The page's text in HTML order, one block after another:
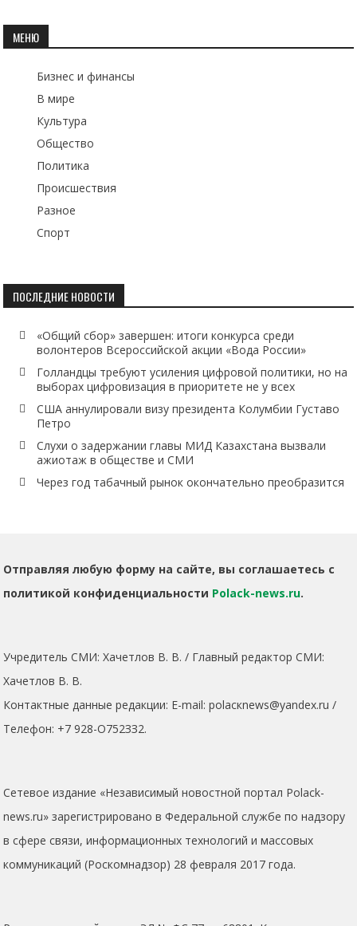
МЕНЮ
Бизнес и финансы
В мире
Культура
Общество
Политика
Происшествия
Разное
Спорт
ПОСЛЕДНИЕ НОВОСТИ
«Общий сбор» завершен: итоги конкурса среди
волонтеров Всероссийской акции «Вода России»
Голландцы требуют усиления цифровой политики, но на
выборах цифровизация в приоритете не у всех
США аннулировали визу президента Колумбии Густаво
Петро
Слухи о задержании главы МИД Казахстана вызвали
ажиотаж в обществе и СМИ
Через год табачный рынок окончательно преобразится
Отправляя любую форму на сайте, вы соглашаетесь с
политикой конфиденциальности Polack-news.ru.
Учредитель СМИ: Хaчeтлoв B. B. / Главный редактор СМИ:
Хaчeтлoв B. B.
Контактные данные редакции: E-mail: polacкnews@yandex.ru /
Телефон: +7 928-O752ЗЗ2.
Сетевое издание «Независимый новостной портал Polack-
news.ru» зарегистрировано в Федеральной службе по надзору
в сфере связи, информационных технологий и массовых
коммуникаций (Роскомнадзор) 28 февраля 2017 года.